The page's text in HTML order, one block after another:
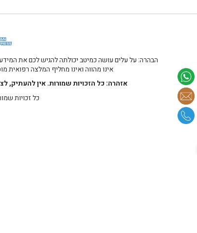
הבהרה: על עלים עושה כמיטב יכולתה להגיש לכם את
אינו מהווה ואינו מחליף המלצה רפואית
אזהרה: כל הזכויות שמורות. אין להעתיק,
כל זכויות